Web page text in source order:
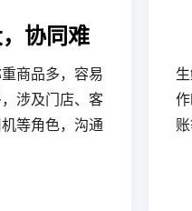
协同难
商品多，容易
涉及门店、客
等角色，沟通